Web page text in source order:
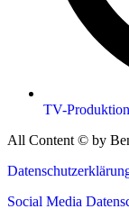
TV-
All Content © by
Social Media